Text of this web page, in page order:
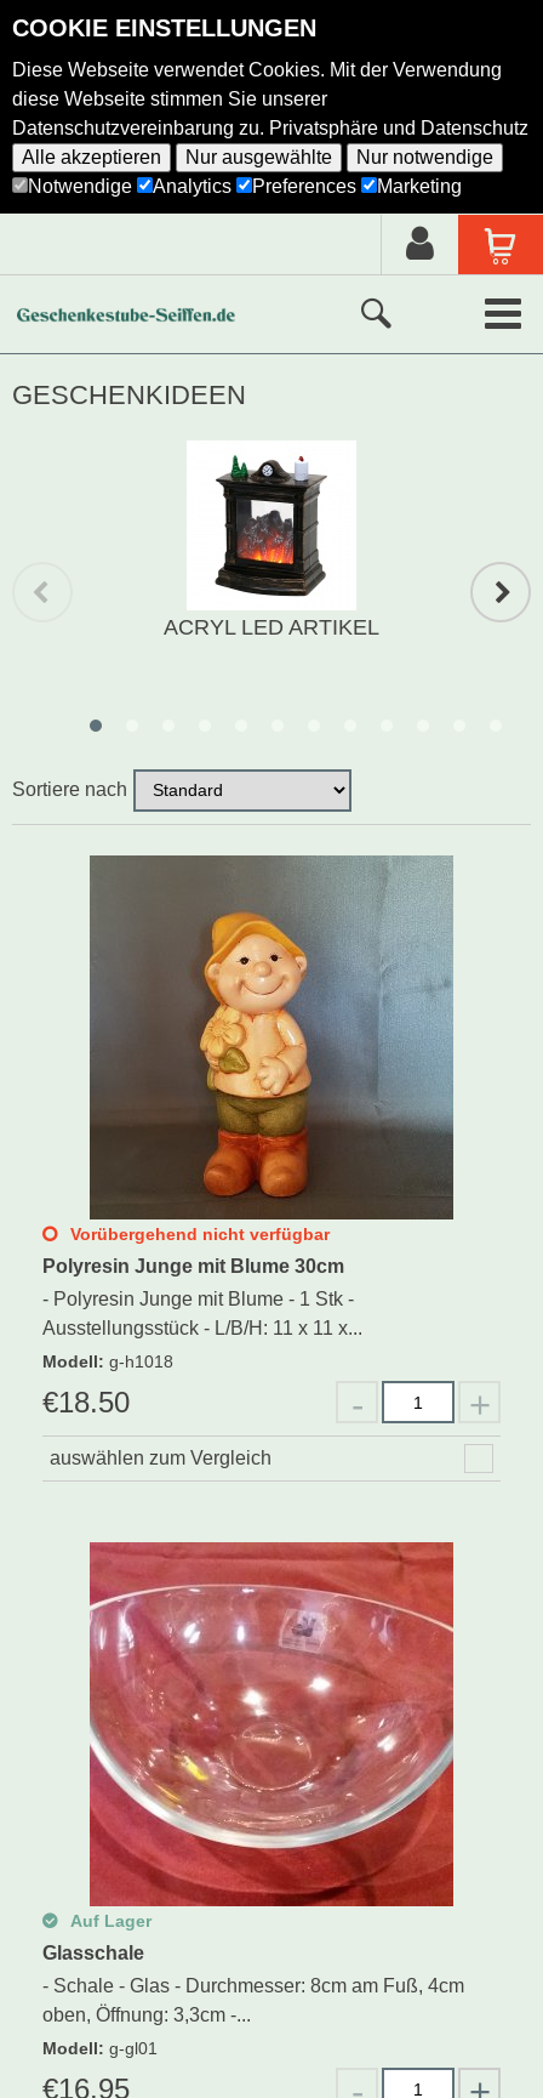
COOKIE EINSTELLUNGEN
Diese Webseite verwendet Cookies. Mit der Verwendung
diese Webseite stimmen Sie unserer
Datenschutzvereinbarung zu. Privatsphäre und Datenschutz
Alle akzeptieren
Nur ausgewählte
Nur notwendige
Notwendige
Analytics Preferences Marketing
Holzkunst nach Hersteller
Schwibbogen
GESCHENKIDEEN
ACRYL LED ARTIKEL
Sortiere nach
Vorübergehend nicht verfügbar
Polyresin Junge mit Blume 30cm
- Polyresin Junge mit Blume - 1 Stk -
Ausstellungsstück - L/B/H: 11 x 11 x...
Modell: g-h1018
€18.50
auswählen zum Vergleich
Auf Lager
Glasschale
- Schale - Glas - Durchmesser: 8cm am Fuß, 4cm
oben, Öffnung: 3,3cm -...
Modell: g-gl01
€16.95